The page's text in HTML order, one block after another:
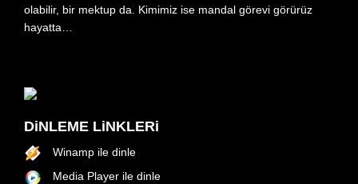
olabilir, bir mektup da. Kimimiz ise mandal görevi görürüz
hayatta…
DiNLEME LiNKLERi
Winamp ile dinle
Media Player ile dinle